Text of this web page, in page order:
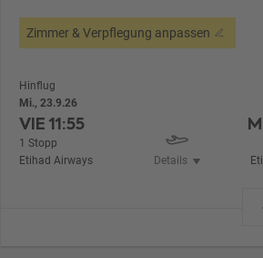
Zimmer & Verpflegung anpassen
Hinflug
Mi., 23.9.26
VIE11:55
1 Stopp
Etihad Airways
Details